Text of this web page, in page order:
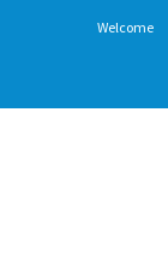
Welcome